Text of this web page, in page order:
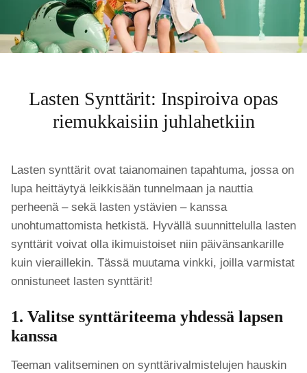
Lasten Synttärit: Inspiroiva opas
riemukkaisiin juhlahetkiin
Lasten synttärit ovat taianomainen tapahtuma, jossa on
lupa heittäytyä leikkisään tunnelmaan ja nauttia
perheenä – sekä lasten ystävien – kanssa
unohtumattomista hetkistä. Hyvällä suunnittelulla lasten
synttärit voivat olla ikimuistoiset niin päivänsankarille
kuin vieraillekin. Tässä muutama vinkki, joilla varmistat
onnistuneet lasten synttärit!
1. Valitse synttäriteema yhdessä lapsen
kanssa
Teeman valitseminen on synttärivalmistelujen hauskin